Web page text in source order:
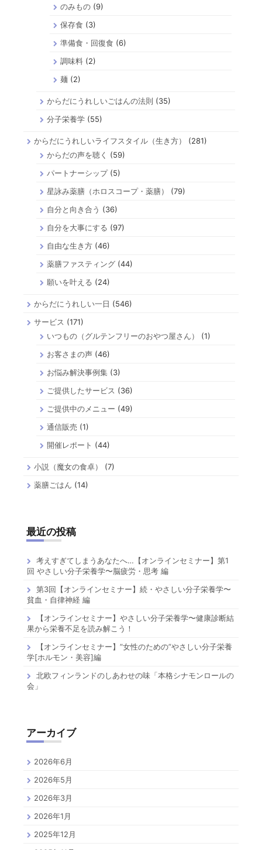
のみもの(9)
保存食 (3)
準備食・回復食 (6)
調味料(2)
麺 (2)
からだにうれしいごはんの法則 (35)
分子栄養学 (55)
からだにうれしいライフスタイル（生き方）
(281)
からだの声を聴く
(59)
パートナーシップ(5)
星詠み薬膳（ホロスコープ・薬膳）
(79)
自分と向き合う (36)
自分を大事にする (97)
自由な生き方 (46)
薬膳ファスティング (44)
願いを叶える (24)
からだにうれしい一日 (546)
サービス (171)
いつもの（グルテンフリーのおやつ屋さん）
(1)
お客さまの声 (46)
お悩み解決事例集 (3)
ご提供したサービス (36)
ご提供中のメニュー (49)
通信販売 (1)
開催レポート (44)
小説（魔女の食卓）
(7)
薬膳ごはん (14)
最近の投稿
考えすぎてしまうあなたへ…【オンラインセミナー】第1
回 やさしい分子栄養学〜脳疲労・思考 編
第3回【オンラインセミナー】続・やさしい分子栄養学〜
貧血・自律神経 編
【オンラインセミナー】やさしい分子栄養学〜健康診断結
果から栄養不足を読み解こう！
【オンラインセミナー】”女性のための”やさしい分子栄養
学[ホルモン・美容]編
北欧フィンランドのしあわせの味「本格シナモンロールの
会」
アーカイブ
2026年6月
2026年5月
2026年3月
2026年1月
2025年12月